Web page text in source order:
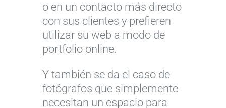
o en un contacto más directo
con sus clientes y prefieren
utilizar su web a modo de
portfolio online.
Y también se da el caso de
fotógrafos que simplemente
necesitan un espacio para